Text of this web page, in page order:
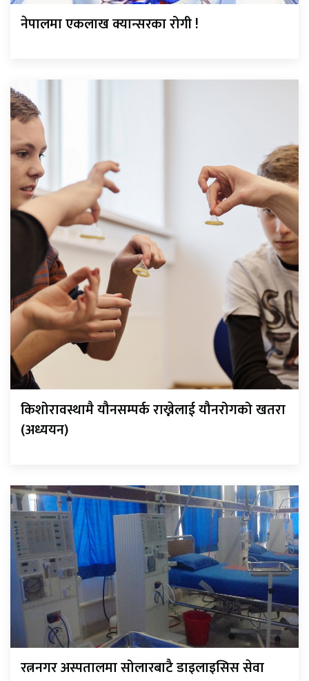
नेपालमा एकलाख क्यान्सरका रोगी !
किशोरावस्थामै यौनसम्पर्क राख्नेलाई यौनरोगको खतरा
(अध्ययन)
रत्ननगर अस्पतालमा सोलारबाटै डाइलाइसिस सेवा